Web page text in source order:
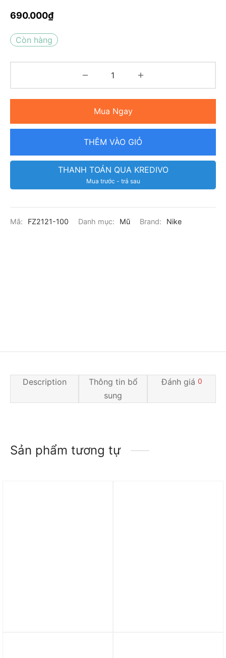
690.000₫
Còn hàng
Mua Ngay
THÊM VÀO GIỎ
THANH TOÁN QUA KREDIVO
Mua trước - trả sau
Mã: FZ2121-100 Danh mục: Mũ Brand: Nike
Description
Thông tin bổ
sung
Đánh giá 0
Sản phẩm tương tự